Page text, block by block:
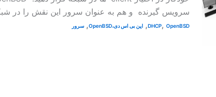
سرویس گیرنده و هم به عنوان سرور این نقش را در
DHCP, OpenBSD
, اپن بی اس دی،OpenBSD , سرور